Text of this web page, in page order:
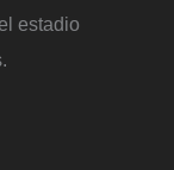
estadio